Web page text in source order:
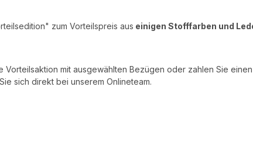
zum Vorteilspreis aus einigen Stofffarben und
mit ausgewählten Bezügen oder zahlen Sie
sich direkt bei unserem Onlineteam.